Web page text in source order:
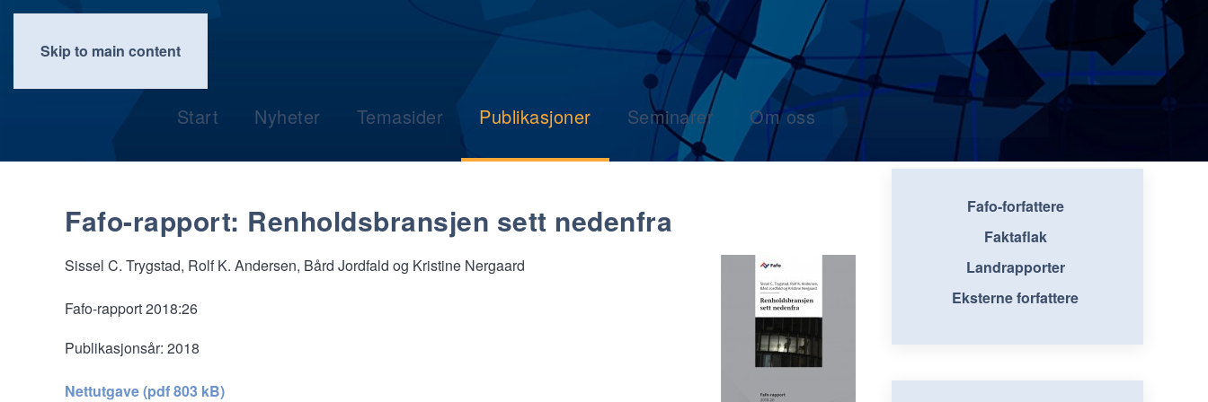
Skip to main content
Start Nyheter Temasider Publikasjoner Seminarer Om oss
Fafo-rapport: Renholdsbransjen sett nedenfra
Sissel C. Trygstad, Rolf K. Andersen, Bård Jordfald og Kristine Nergaard
Fafo-rapport 2018:26
Publikasjonsår: 2018
Nettutgave (pdf 803 kB)
Fafo-forfattere
Faktaflak
Landrapporter
Eksterne forfattere